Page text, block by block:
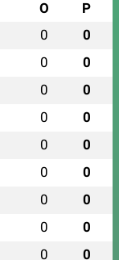
O P
0 0
0 0
0 0
0 0
0 0
0 0
0 0
0 0
0 0